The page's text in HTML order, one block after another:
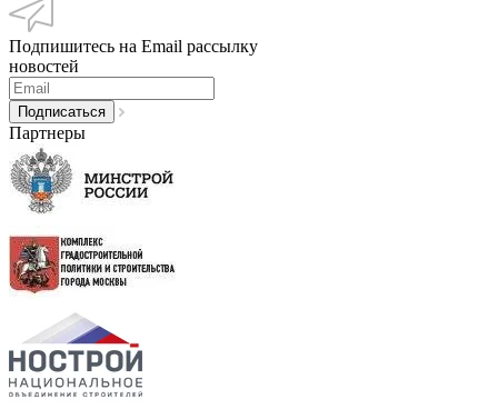
Подпишитесь на Email рассылку
новостей
Партнеры